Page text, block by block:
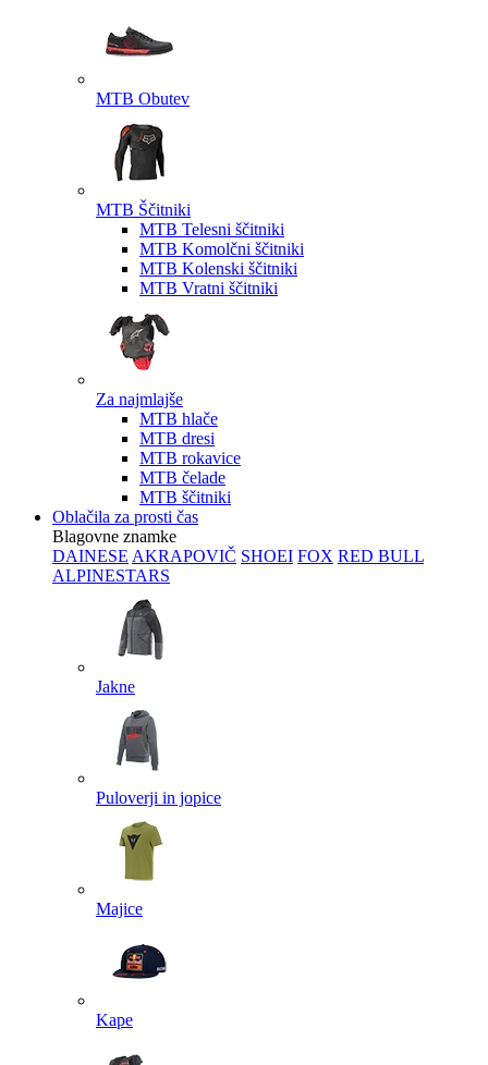
MTB Obutev
MTB Ščitniki
MTB Telesni ščitniki
MTB Komolčni ščitniki
MTB Kolenski ščitniki
MTB Vratni ščitniki
Za najmlajše
MTB hlače
MTB dresi
MTB rokavice
MTB čelade
MTB ščitniki
Oblačila za prosti čas
Blagovne znamke
DAINESE AKRAPOVIČ SHOEI FOX RED BULL
ALPINESTARS
Jakne
Puloverji in jopice
Majice
Kape